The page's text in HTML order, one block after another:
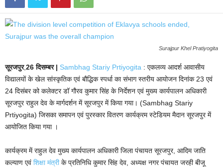
Surajpur Khel Pratiyogita
सूरजपुर,26 दिसम्बर | Sambhag Stariy Prtiyogita : एकलव्य आदर्श आवासीय
विद्यालयों के खेल सांस्कृतिक एवं बौद्धिक स्पर्धा का संभाग स्तरीय आयोजन दिनांक 23 एवं
24 दिसंबर को कलेक्टर डॉ गौरव कुमार सिंह के निर्देशन एवं मुख्य कार्यपालन अधिकारी
सूरजपुर राहुल देव के मार्गदर्शन में सूरजपुर में किया गया। (Sambhag Stariy
Prtiyogita) जिसका समापन एवं पुरस्कार वितरण कार्यक्रम स्टेडियम मैदान सूरजपुर में
आयोजित किया गया ।
कार्यक्रम में राहुल देव मुख्य कार्यपालन अधिकारी जिला पंचायत सूरजपुर, आदिम जाति
कल्याण एवं शिक्षा मंत्रीके प्रतिनिधि कुमार सिंह देव, अध्यक्ष नगर पंचायत जरही बीजू